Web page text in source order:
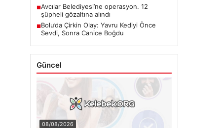
■Avcılar Belediyesi’ne operasyon. 12
şüpheli gözaltına alındı
■Bolu’da Çirkin Olay: Yavru Kediyi Önce
Sevdi, Sonra Canice Boğdu
Güncel
08/08/2026